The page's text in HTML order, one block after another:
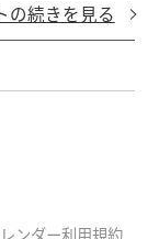
の続きを見る